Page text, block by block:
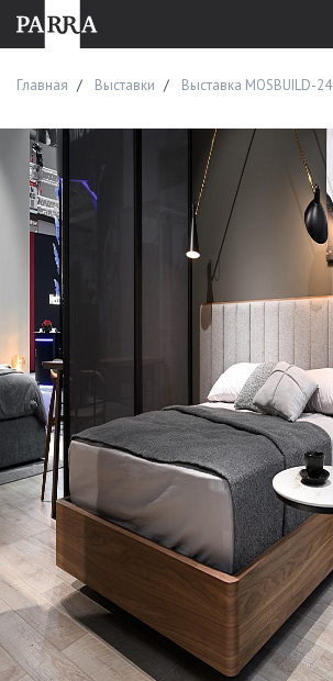
Главная Выставки Выставка MOSBUILD-24